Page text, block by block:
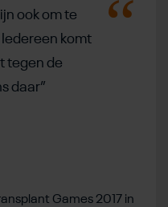
ook om te
komt
tegen de
daar”
Games 2017 in